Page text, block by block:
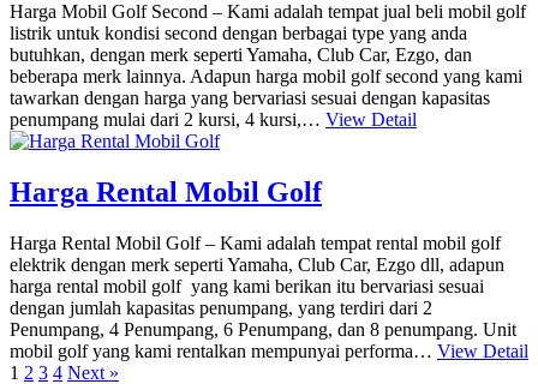
Harga Mobil Golf Second – Kami adalah tempat jual beli mobil golf
listrik untuk kondisi second dengan berbagai type yang anda
butuhkan, dengan merk seperti Yamaha, Club Car, Ezgo, dan
beberapa merk lainnya. Adapun harga mobil golf second yang kami
tawarkan dengan harga yang bervariasi sesuai dengan kapasitas
penumpang mulai dari 2 kursi, 4 kursi,… View Detail
Harga Rental Mobil Golf
Harga Rental Mobil Golf – Kami adalah tempat rental mobil golf
elektrik dengan merk seperti Yamaha, Club Car, Ezgo dll, adapun
harga rental mobil golf yang kami berikan itu bervariasi sesuai
dengan jumlah kapasitas penumpang, yang terdiri dari 2
Penumpang, 4 Penumpang, 6 Penumpang, dan 8 penumpang. Unit
mobil golf yang kami rentalkan mempunyai performa… View Detail
1 2 3 4 Next »